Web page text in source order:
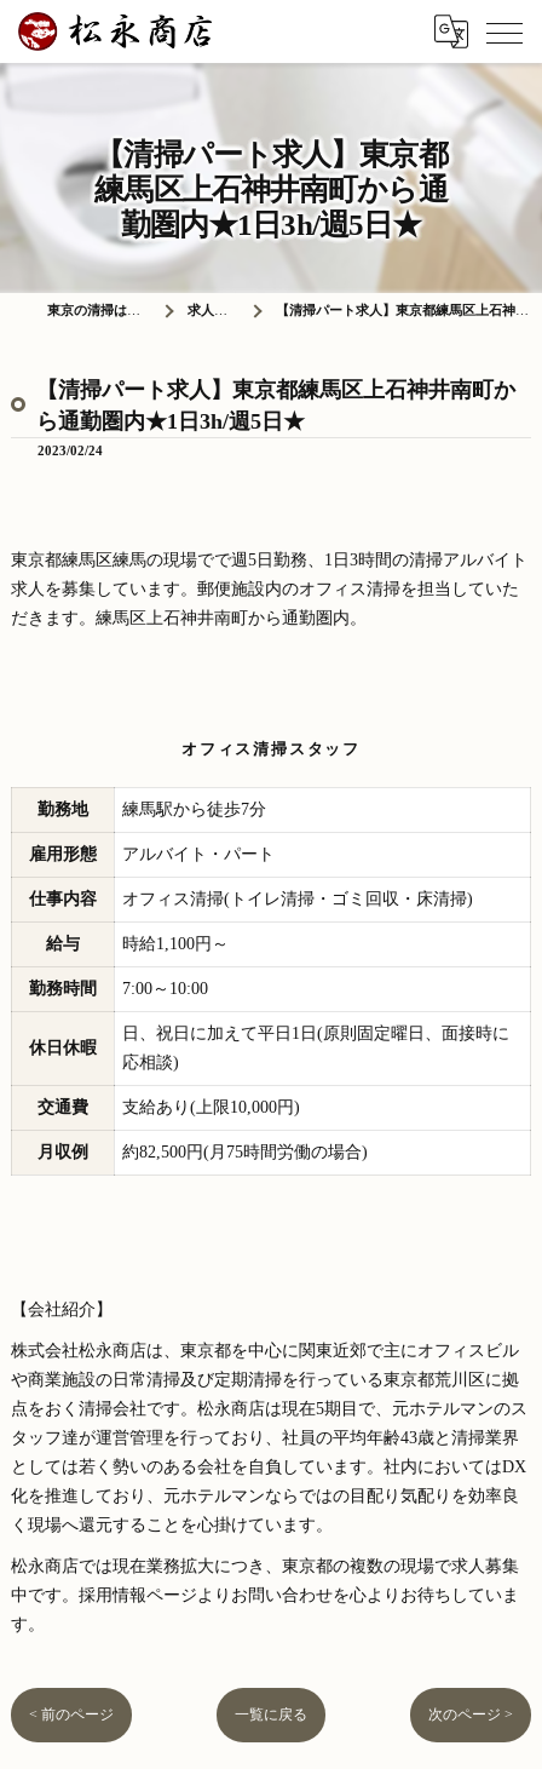
【清掃パート求人】東京都
練馬区上石神井南町から通
勤圏内★1日3h/週5日★
東京の清掃は株式会社松永商店 求人情報ブログ 【清掃パート求人】東京都練馬区上石神井南町から通勤圏内★1日3h/週5日★
【清掃パート求人】東京都練馬区上石神井南町か
ら通勤圏内★1日3h/週5日★
2023/02/24
東京都練馬区練馬の現場でで週5日勤務、1日3時間の清掃アルバイト
求人を募集しています。郵便施設内のオフィス清掃を担当していた
だきます。練馬区上石神井南町から通勤圏内。
オフィス清掃スタッフ
勤務地 練馬駅から徒歩7分
雇用形態 アルバイト・パート
仕事内容 オフィス清掃(トイレ清掃・ゴミ回収・床清掃)
給与 時給1,100円～
勤務時間 7:00～10:00
休日休暇
日、祝日に加えて平日1日(原則固定曜日、面接時に
応相談)
交通費 支給あり(上限10,000円)
月収例 約82,500円(月75時間労働の場合)
【会社紹介】
株式会社松永商店は、東京都を中心に関東近郊で主にオフィスビル
や商業施設の日常清掃及び定期清掃を行っている東京都荒川区に拠
点をおく清掃会社です。松永商店は現在5期目で、元ホテルマンのス
タッフ達が運営管理を行っており、社員の平均年齢43歳と清掃業界
としては若く勢いのある会社を自負しています。社内においてはDX
化を推進しており、元ホテルマンならではの目配り気配りを効率良
く現場へ還元することを心掛けています。
松永商店では現在業務拡大につき、東京都の複数の現場で求人募集
中です。採用情報ページよりお問い合わせを心よりお待ちしていま
す。
< 前のページ 一覧に戻る 次のページ >